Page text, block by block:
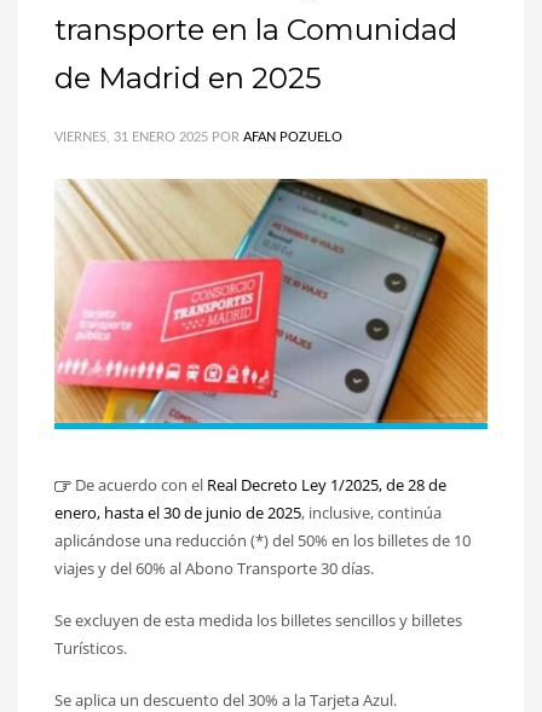
transporte en la Comunidad
de Madrid en 2025
VIERNES, 31 ENERO 2025 POR AFAN POZUELO
De acuerdo con el Real Decreto Ley 1/2025, de 28 de
enero, hasta el 30 de junio de 2025, inclusive, continúa
aplicándose una reducción (*) del 50% en los billetes de 10
viajes y del 60% al Abono Transporte 30 días.
Se excluyen de esta medida los billetes sencillos y billetes
Turísticos.
Se aplica un descuento del 30% a la Tarjeta Azul.